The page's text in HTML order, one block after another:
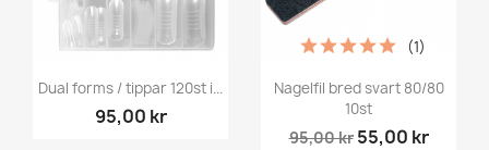
Dual forms / tippar 120st i...
95,00 kr
Nagelfil bred svart 80/80
10st
95,00 kr 55,00 kr
(1)